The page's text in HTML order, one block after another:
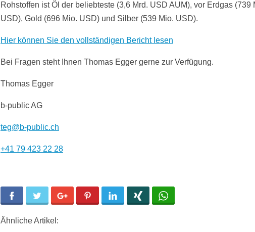
Rohstoffen ist Öl der beliebteste (3,6 Mrd. USD AUM), vor Erdgas (739
USD), Gold (696 Mio. USD) und Silber (539 Mio. USD).
Hier können Sie den vollständigen Bericht lesen
Bei Fragen steht Ihnen Thomas Egger gerne zur Verfügung.
Thomas Egger
b-public AG
teg@b-public.ch
+41 79 423 22 28
Facebook Twitter Google+ Pinterest LinkedIn
Ähnliche Artikel: